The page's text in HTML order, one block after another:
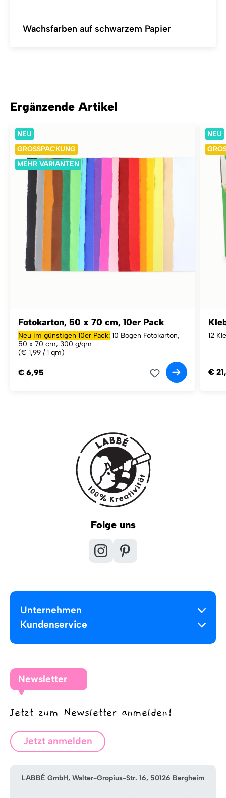
Wachsfarben auf schwarzem Papier
Ergänzende Artikel
NEU
GROSSPACKUNG
MEHR VARIANTEN
Fotokarton, 50 x 70 cm, 10er Pack
Neu im günstigen 10er Pack: 10 Bogen Fotokarton,
50 x 70 cm, 300 g/qm
(€ 1,99 / 1 qm)
€ 6,95
NEU
12
€
Folge uns
Unternehmen
Kundenservice
Newsletter
Jetzt zum Newsletter anmelden!
Jetzt anmelden
LABBÉ GmbH, Walter-Gropius-Str. 16, 50126 Bergheim